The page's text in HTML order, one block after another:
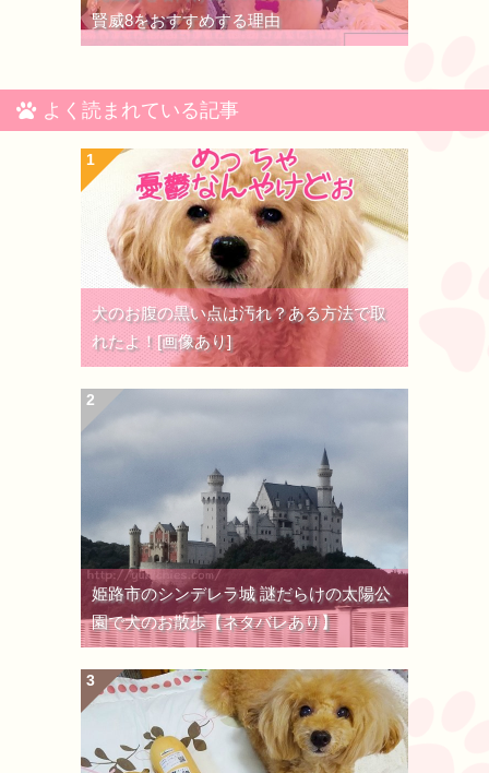
賢威8をおすすめする理由
よく読まれている記事
犬のお腹の黒い点は汚れ？ある方法で取
れたよ！[画像あり]
姫路市のシンデレラ城 謎だらけの太陽公
園で犬のお散歩【ネタバレあり】